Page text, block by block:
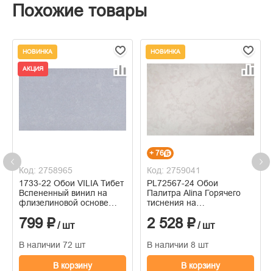
Похожие товары
НОВИНКА
АКЦИЯ
Код: 2758965
1733-22 Обои VILIA Тибет
Вспененный винил на
флизелиновой основе
799 ₽/ шт
В наличии 72 шт
В корзину
НОВИНКА
+ 76
Код: 2759041
PL72567-24 Обои
Палитра Alina Горячего
тиснения на
1.06м x 10.05
2 528 ₽/ шт
В наличии 8 шт
В корзину